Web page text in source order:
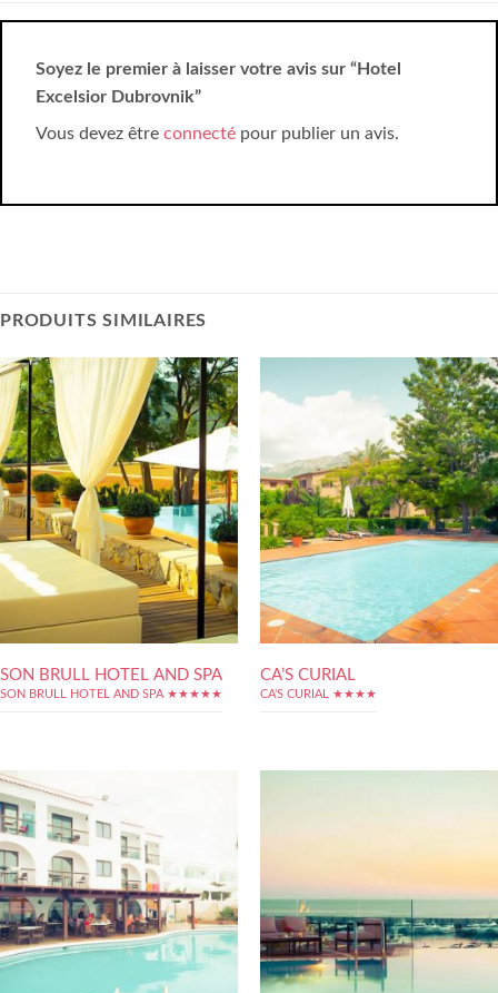
Soyez le premier à laisser votre avis sur “Hotel
Excelsior Dubrovnik”
Vous devez être connecté pour publier un avis.
PRODUITS SIMILAIRES
SON BRULL HOTEL AND SPA
SON BRULL HOTEL AND SPA ★★★★★
CA’S CURIAL
CA'S CURIAL ★★★★